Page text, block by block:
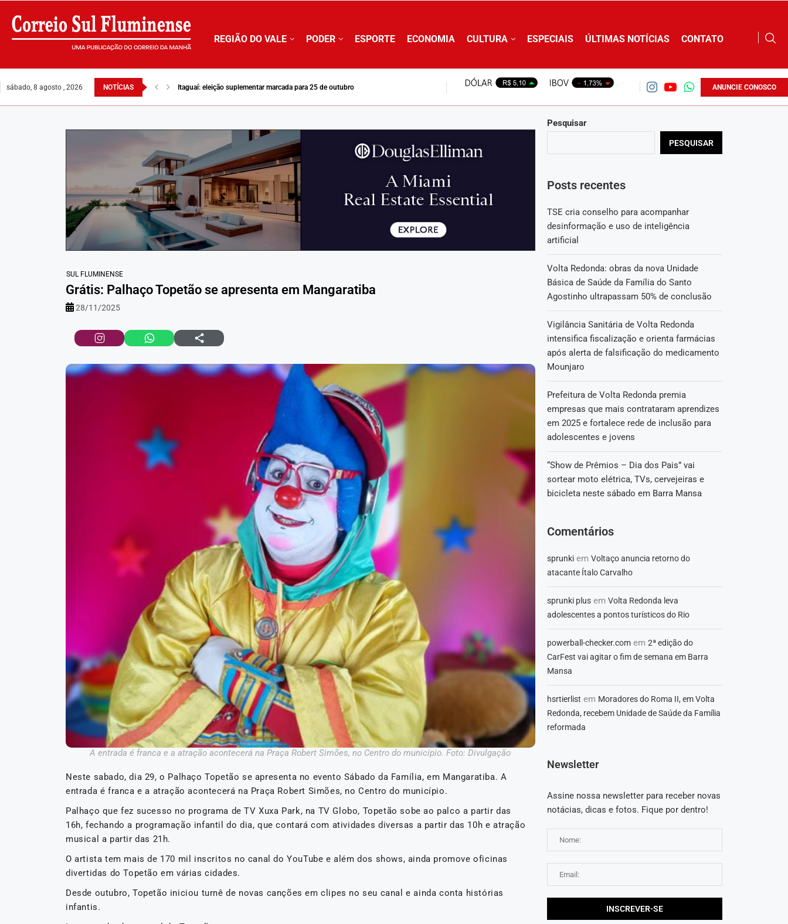
REGIÃO DO VALE PODER ESPORTE ECONOMIA CULTURA ESPECIAIS ÚLTIMAS NOTÍCIAS CONTATO
sábado, 8 agosto , 2026 NOTÍCIAS Itaguaí: eleição suplementar marcada para 25 de outubro ANUNCIE CONOSCO
SUL FLUMINENSE
Grátis: Palhaço Topetão se apresenta em Mangaratiba
28/11/2025
A entrada é franca e a atração acontecerá na Praça Robert Simões, no Centro do município. Foto: Divulgação
Neste sabado, dia 29, o Palhaço Topetão se apresenta no evento Sábado da Família, em Mangaratiba. A
entrada é franca e a atração acontecerá na Praça Robert Simões, no Centro do município.
Palhaço que fez sucesso no programa de TV Xuxa Park, na TV Globo, Topetão sobe ao palco a partir das
16h, fechando a programação infantil do dia, que contará com atividades diversas a partir das 10h e atração
musical a partir das 21h.
O artista tem mais de 170 mil inscritos no canal do YouTube e além dos shows, ainda promove oficinas
divertidas do Topetão em várias cidades.
Desde outubro, Topetão iniciou turnê de novas canções em clipes no seu canal e ainda conta histórias
infantis.
Pesquisar
PESQUISAR
Posts recentes
TSE cria conselho para acompanhar
desinformação e uso de inteligência
artificial
Volta Redonda: obras da nova Unidade
Básica de Saúde da Família do Santo
Agostinho ultrapassam 50% de conclusão
Vigilância Sanitária de Volta Redonda
intensifica fiscalização e orienta farmácias
após alerta de falsificação do medicamento
Mounjaro
Prefeitura de Volta Redonda premia
empresas que mais contrataram aprendizes
em 2025 e fortalece rede de inclusão para
adolescentes e jovens
“Show de Prêmios – Dia dos Pais” vai
sortear moto elétrica, TVs, cervejeiras e
bicicleta neste sábado em Barra Mansa
Comentários
sprunkiem Voltaço anuncia retorno do
atacante Ítalo Carvalho
sprunki plusem Volta Redonda leva
adolescentes a pontos turísticos do Rio
powerball-checker.comem 2ª edição do
CarFest vai agitar o fim de semana em Barra
Mansa
hsrtierlist em Moradores do Roma II, em Volta
Redonda, recebem Unidade de Saúde da Família
reformada
Newsletter
Assine nossa newsletter para receber novas
notácias, dicas e fotos. Fique por dentro!